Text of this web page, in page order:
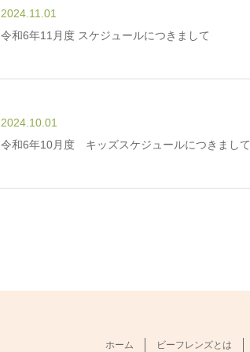
2024.11.01
令和6年11月度 スケジュールにつきまして
2024.10.01
令和6年10月度 キッズスケジュールにつきまして
ホーム ビーフレンズとは